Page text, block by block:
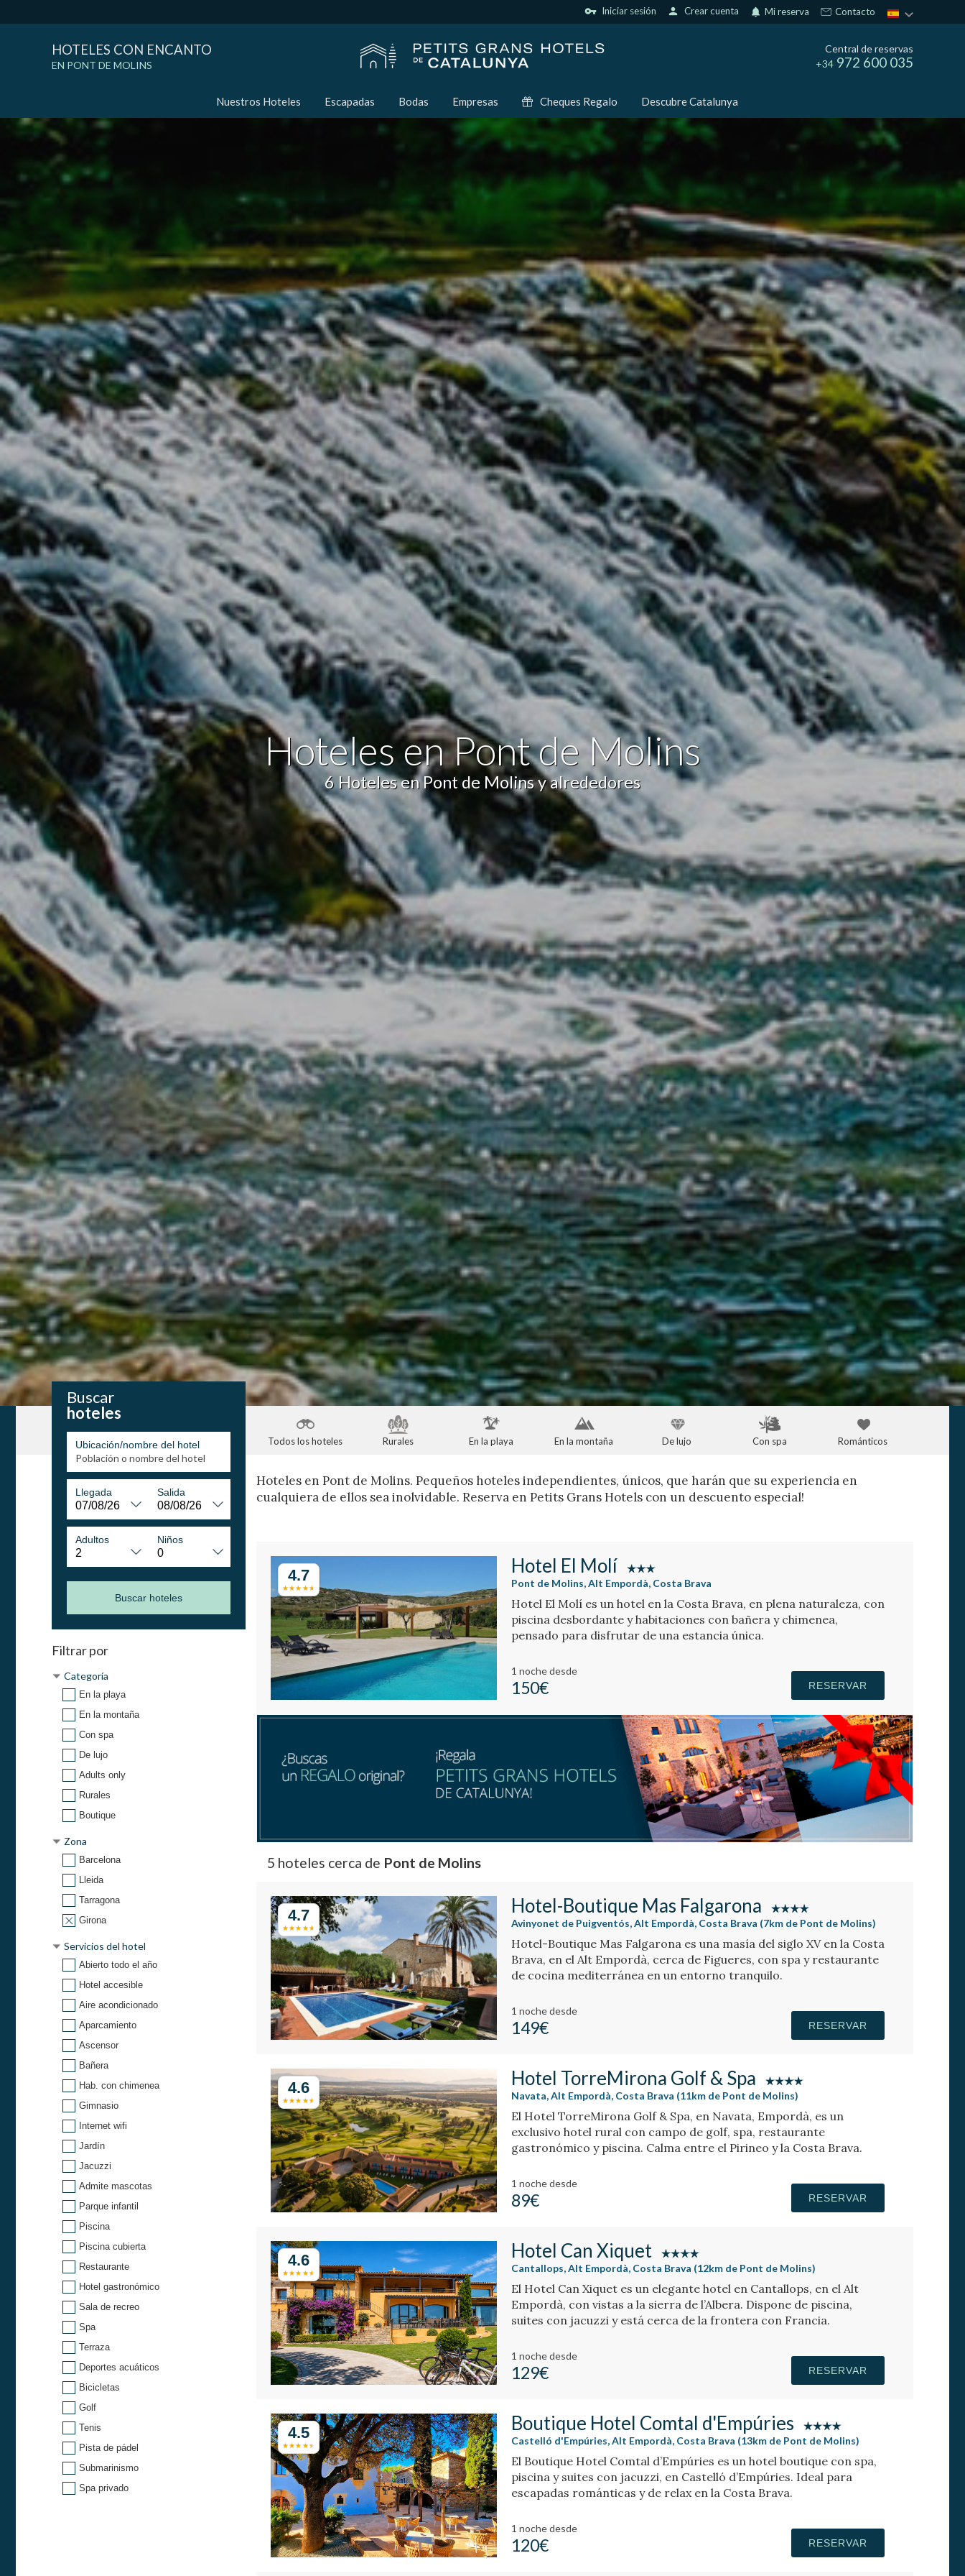
vpn_key Iniciar sesión person Crear cuenta notifications Mi reserva Contacto
HOTELES CON ENCANTO
EN PONT DE MOLINS
Central de reservas
+34 972 600 035
Nuestros Hoteles Escapadas Bodas Empresas Cheques Regalo Descubre Catalunya
Hoteles en Pont de Molins
6 Hoteles en Pont de Molins y alrededores
Todos los hoteles Rurales En la playa En la montaña De lujo Con spa Románticos
Buscar
hoteles
Ubicación/nombre del hotel
Llegada Salida
Adultos Niños
Buscar hoteles
Filtrar por
Categoría
En la playa
En la montaña
Con spa
De lujo
Adults only
Rurales
Boutique
Zona
Barcelona
Lleida
Tarragona
Girona
Servicios del hotel
Abierto todo el año
Hotel accesible
Aire acondicionado
Aparcamiento
Ascensor
Bañera
Hab. con chimenea
Gimnasio
Internet wifi
Jardín
Jacuzzi
Admite mascotas
Parque infantil
Piscina
Piscina cubierta
Restaurante
Hotel gastronómico
Sala de recreo
Spa
Terraza
Deportes acuáticos
Bicicletas
Golf
Tenis
Pista de pádel
Submarinismo
Spa privado
Hoteles en Pont de Molins. Pequeños hoteles independientes, únicos, que harán que su experiencia en
cualquiera de ellos sea inolvidable. Reserva en Petits Grans Hotels con un descuento especial!
4.7 Hotel El Molí
Pont de Molins, Alt Empordà, Costa Brava
Hotel El Molí es un hotel en la Costa Brava, en plena naturaleza, con
piscina desbordante y habitaciones con bañera y chimenea,
pensado para disfrutar de una estancia única.
1 nochedesde
150€ RESERVAR
5 hoteles cerca de Pont de Molins
4.7 Hotel-Boutique Mas Falgarona
Avinyonet de Puigventós, Alt Empordà, Costa Brava (7km de Pont de Molins)
Hotel-Boutique Mas Falgarona es una masía del siglo XV en la Costa
Brava, en el Alt Empordà, cerca de Figueres, con spa y restaurante
de cocina mediterránea en un entorno tranquilo.
1 nochedesde
149€ RESERVAR
4.6 Hotel TorreMirona Golf & Spa
Navata, Alt Empordà, Costa Brava (11km de Pont de Molins)
El Hotel TorreMirona Golf & Spa, en Navata, Empordà, es un
exclusivo hotel rural con campo de golf, spa, restaurante
gastronómico y piscina. Calma entre el Pirineo y la Costa Brava.
1 nochedesde
89€ RESERVAR
4.6 Hotel Can Xiquet
Cantallops, Alt Empordà, Costa Brava (12km de Pont de Molins)
El Hotel Can Xiquet es un elegante hotel en Cantallops, en el Alt
Empordà, con vistas a la sierra de l’Albera. Dispone de piscina,
suites con jacuzzi y está cerca de la frontera con Francia.
1 nochedesde
129€ RESERVAR
4.5 Boutique Hotel Comtal d'Empúries
Castelló d'Empúries, Alt Empordà, Costa Brava (13km de Pont de Molins)
El Boutique Hotel Comtal d’Empúries es un hotel boutique con spa,
piscina y suites con jacuzzi, en Castelló d’Empúries. Ideal para
escapadas románticas y de relax en la Costa Brava.
1 nochedesde
120€ RESERVAR
Modificar cookies
Técnicas y funcionales
Siempre activas
Este sitio web utiliza Cookies propias para recopilar información con la finalidad de
mejorar nuestros servicios. Si continua navegando, supone la aceptación de la
instalación de las mismas. El usuario tiene la posibilidad de configurar su navegador
pudiendo, si así lo desea, impedir que sean instaladas en su disco duro, aunque
deberá tener en cuenta que dicha acción podrá ocasionar dificultades de navegación
de la página web.
Analíticas y personalización
Permiten realizar el seguimiento y análisis del comportamiento de los usuarios de este
sitio web. La información recogida mediante este tipo de cookies se utiliza en la
medición de la actividad de la web para la elaboración de perfiles de navegación de
los usuarios con el fin de introducir mejoras en función del análisis de los datos de uso
que hacen los usuarios del servicio. Permiten guardar la información de preferencia
del usuario para mejorar la calidad de nuestros servicios y para ofrecer una mejor
experiencia a través de productos recomendados.
Marketing y publicidad
Estas cookies son utilizadas para almacenar información sobre las preferencias y
elecciones personales del usuario a través de la observación continuada de sus
hábitos de navegación. Gracias a ellas, podemos conocer los hábitos de navegación
en el sitio web y mostrar publicidad relacionada con el perfil de navegación del
Guardar configuración Aceptar todas